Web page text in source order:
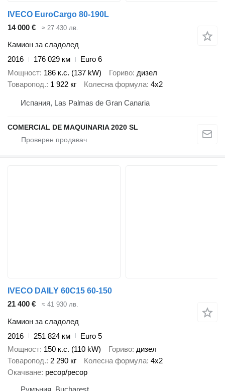
IVECO EuroCargo 80-190L
14 000 €
≈ 27 430 лв.
Камион за сладолед
2016
176 029 км
Euro 6
Мощност 186 к.с. (137 kW) Гориво дизел
Товаропод. 1 922 кг Колесна формула 4x2
Испания, Las Palmas de Gran Canaria
COMERCIAL DE MAQUINARIA 2020 SL
IVECO DAILY 60C15 60-150
21 400 €
≈ 41 930 лв.
Камион за сладолед
2016
251 824 км
Euro 5
Мощност 150 к.с. (110 kW) Гориво дизел
Товаропод. 2 290 кг Колесна формула 4x2
Окачване ресор/ресор